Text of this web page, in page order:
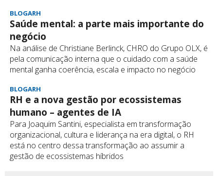
BLOGARH
Saúde mental: a parte mais importante do
negócio
Na análise de Christiane Berlinck, CHRO do Grupo OLX, é
pela comunicação interna que o cuidado com a saúde
mental ganha coerência, escala e impacto no negócio
BLOGARH
RH e a nova gestão por ecossistemas
humano – agentes de IA
Para Joaquim Santini, especialista em transformação
organizacional, cultura e liderança na era digital, o RH
está no centro dessa transformação ao assumir a
gestão de ecossistemas híbridos